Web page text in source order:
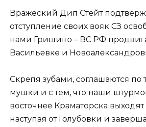
Вражеский Дип Стейт
отступление своих вояк СЗ
нами Гришино – ВС РФ
Васильевке и
Скрепя зубами, соглашаются по
мушки и с тем, что наши
восточнее Краматорска выходят
наступая от Голубовки и